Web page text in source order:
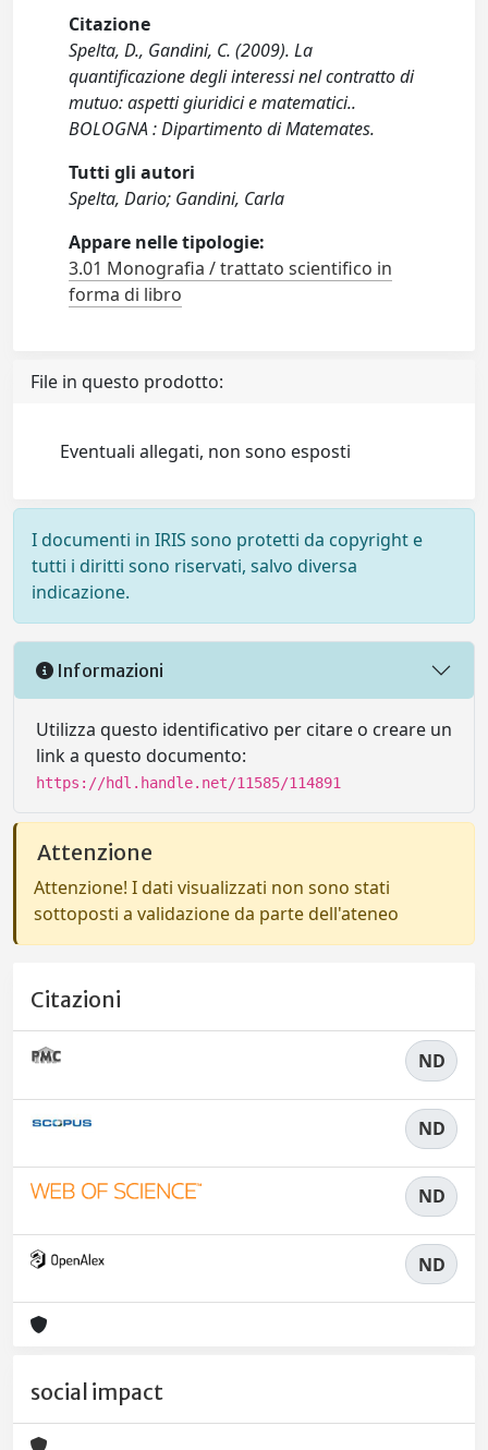
Citazione
Spelta, D., Gandini, C. (2009). La
quantificazione degli interessi nel contratto di
mutuo: aspetti giuridici e matematici..
BOLOGNA : Dipartimento di Matemates.
Tutti gli autori
Spelta, Dario; Gandini, Carla
Appare nelle tipologie:
3.01 Monografia / trattato scientifico in
forma di libro
File in questo prodotto:
Eventuali allegati, non sono esposti
I documenti in IRIS sono protetti da copyright e
tutti i diritti sono riservati, salvo diversa
indicazione.
Informazioni
Utilizza questo identificativo per citare o creare un
link a questo documento:
https://hdl.handle.net/11585/114891
Attenzione
Attenzione! I dati visualizzati non sono stati
sottoposti a validazione da parte dell'ateneo
Citazioni
ND
ND
ND
ND
social impact